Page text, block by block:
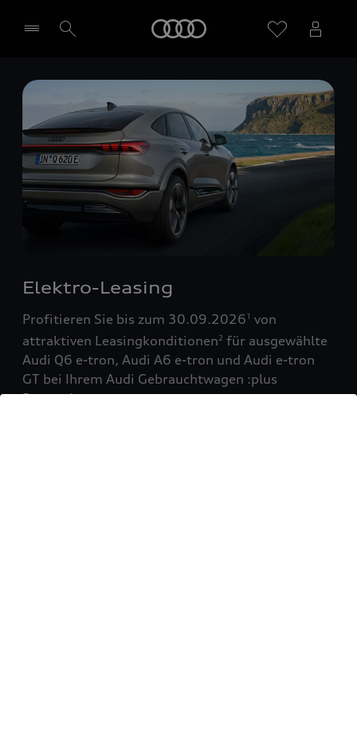
Händler wählen
Elektro-Leasing
Profitieren Sie bis zum 30.09.20261 von
attraktiven Leasingkonditionen2 für ausgewählte
Audi Q6 e-tron, Audi A6 e-tron und Audi e-tron
GT bei Ihrem Audi Gebrauchtwagen :plus
Partner!